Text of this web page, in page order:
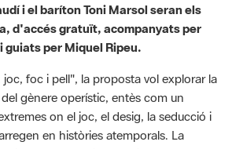
foc i pell", la proposta vol explorar la
gènere operístic, entès com un
on el joc, el desig, la seducció i
en històries atemporals. La
i el baríton Toni Marsol interpretaran
de grans compositors com Mozart,
i Verdi, acompanyats al piano per